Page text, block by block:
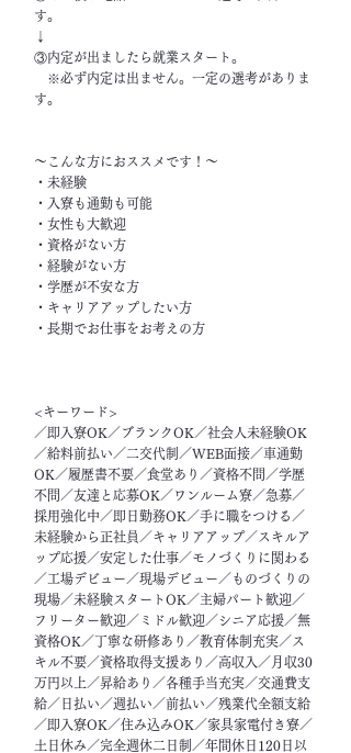
す。
↓
③内定が出ましたら就業スタート。
※必ず内定は出ません。一定の選考がありま
す。
～こんな方におススメです！～
・未経験
・入寮も通勤も可能
・女性も大歓迎
・資格がない方
・経験がない方
・学歴が不安な方
・キャリアアップしたい方
・長期でお仕事をお考えの方
<キーワード>
／即入寮OK／ブランクOK／社会人未経験OK
／給料前払い／二交代制／WEB面接／車通勤
OK／履歴書不要／食堂あり／資格不問／学歴
不問／友達と応募OK／ワンルーム寮／急募／
採用強化中／即日勤務OK／手に職をつける／
未経験から正社員／キャリアアップ／スキルア
ップ応援／安定した仕事／モノづくりに関わる
／工場デビュー／現場デビュー／ものづくりの
現場／未経験スタートOK／主婦パート歓迎／
フリーター歓迎／ミドル歓迎／シニア応援／無
資格OK／丁寧な研修あり／教育体制充実／ス
キル不要／資格取得支援あり／高収入／月収30
万円以上／昇給あり／各種手当充実／交通費支
給／日払い／週払い／前払い／残業代全額支給
／即入寮OK／住み込みOK／家具家電付き寮／
土日休み／完全週休二日制／年間休日120日以